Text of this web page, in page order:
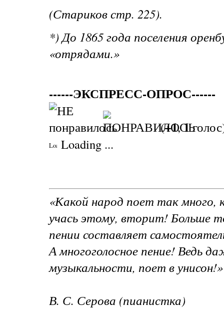
(Стариков стр. 225).
*) До 1865 года поселения
«отрядами.»
------ЭКСПРЕСС-ОПРОС------
(+1,1
Loading ...
«Какой народ поет так много,
учась этому, вторит! Больше
пении составляет
А многоголосное пение! Ведь
музыкальности, поет в унисон!»
В. С. Серова (пианистка)